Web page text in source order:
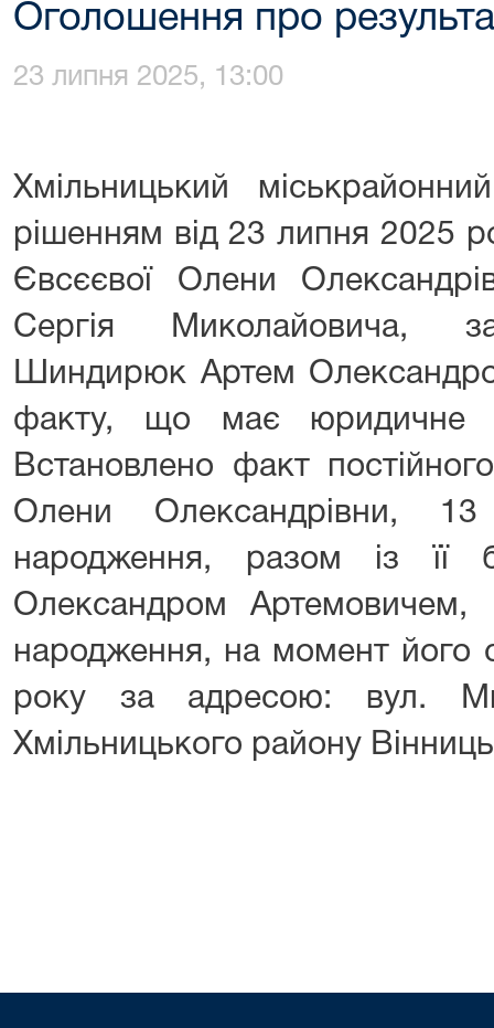
Оголошення про
23 липня 2025, 13:00
Хмільницький
рішенням від 23 липня 2025
Євсєєвої Олени
Сергія Миколайовича,
Шиндирюк Артем
факту, що має юридичне
Встановлено факт
Олени Олександрівни,
народження, разом із її
Олександром
народження, на момент його
року за адресою: вул.
Хмільницького району